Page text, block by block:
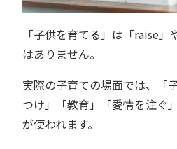
「子供を育てる」は「raise
はありません。
実際の子育ての場面では、「
つけ」「教育」「愛情を注ぐ
が使われます。